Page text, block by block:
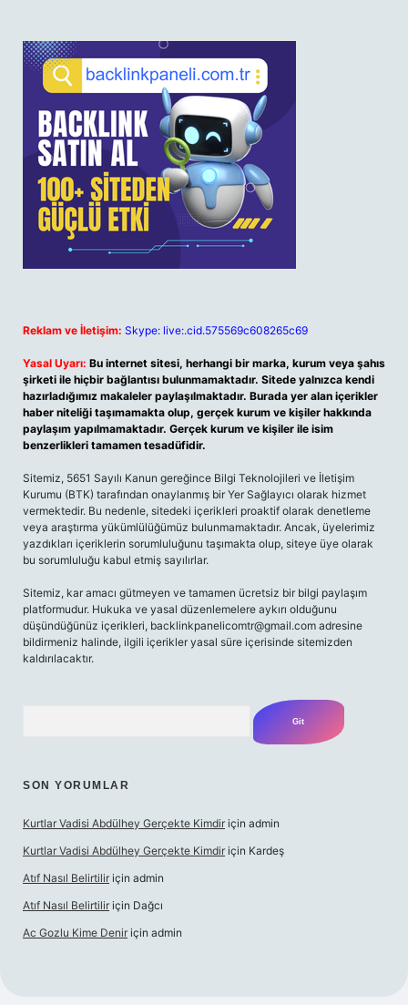
Reklam ve İletişim: Skype: live:.cid.575569c608265c69
Yasal Uyarı: Bu internet sitesi, herhangi bir marka, kurum veya şahıs
şirketi ile hiçbir bağlantısı bulunmamaktadır. Sitede yalnızca kendi
hazırladığımız makaleler paylaşılmaktadır. Burada yer alan içerikler
haber niteliği taşımamakta olup, gerçek kurum ve kişiler hakkında
paylaşım yapılmamaktadır. Gerçek kurum ve kişiler ile isim
benzerlikleri tamamen tesadüfidir.
Sitemiz, 5651 Sayılı Kanun gereğince Bilgi Teknolojileri ve İletişim
Kurumu (BTK) tarafından onaylanmış bir Yer Sağlayıcı olarak hizmet
vermektedir. Bu nedenle, sitedeki içerikleri proaktif olarak denetleme
veya araştırma yükümlülüğümüz bulunmamaktadır. Ancak, üyelerimiz
yazdıkları içeriklerin sorumluluğunu taşımakta olup, siteye üye olarak
bu sorumluluğu kabul etmiş sayılırlar.
Sitemiz, kar amacı gütmeyen ve tamamen ücretsiz bir bilgi paylaşım
platformudur. Hukuka ve yasal düzenlemelere aykırı olduğunu
düşündüğünüz içerikleri, backlinkpanelicomtr@gmail.com adresine
bildirmeniz halinde, ilgili içerikler yasal süre içerisinde sitemizden
kaldırılacaktır.
SON YORUMLAR
Kurtlar Vadisi Abdülhey Gerçekte Kimdir için admin
Kurtlar Vadisi Abdülhey Gerçekte Kimdir için Kardeş
Atıf Nasıl Belirtilir için admin
Atıf Nasıl Belirtilir için Dağcı
Ac Gozlu Kime Denir için admin